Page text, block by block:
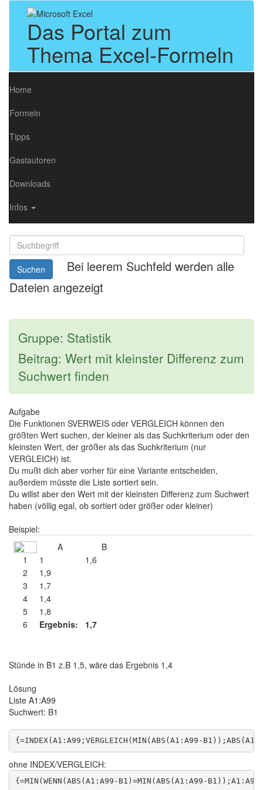
Das Portal zum
Thema Excel-Formeln
Home
Formeln
Tipps
Gastautoren
Downloads
Infos
Suchen
Bei leerem Suchfeld werden alle
Dateien angezeigt
Gruppe: Statistik
Beitrag: Wert mit kleinster Differenz zum
Suchwert finden
Aufgabe
Die Funktionen SVERWEIS oder VERGLEICH können den
größten Wert suchen, der kleiner als das Suchkriterium oder den
kleinsten Wert, der größer als das Suchkriterium (nur
VERGLEICH) ist.
Du mußt dich aber vorher für eine Variante entscheiden,
außerdem müsste die Liste sortiert sein.
Du willst aber den Wert mit der kleinsten Differenz zum Suchwert
haben (völlig egal, ob sortiert oder größer oder kleiner)
Beispiel:
A
B
1
1
1,6
2
1,9
3
1,7
4
1,4
5
1,8
6
Ergebnis: 1,7
Stünde in B1 z.B 1,5, wäre das Ergebnis 1,4
Lösung
Liste A1:A99
Suchwert: B1
ohne INDEX/VERGLEICH: